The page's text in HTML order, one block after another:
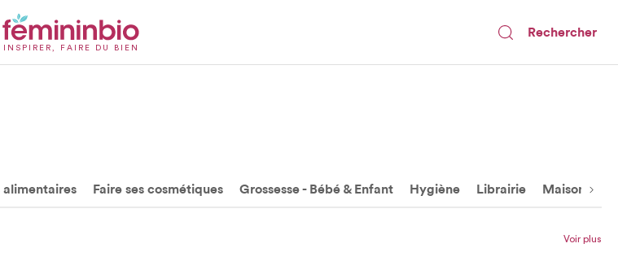
INSPIRER, FAIRE DU BIEN
Rechercher
Faire ses cosmétiques Grossesse - Bébé & Enfant Hygiène Librairie Maison
Voir plus